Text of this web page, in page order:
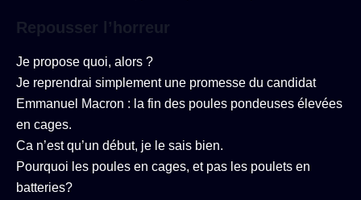
Repousser l’horreur
Je propose quoi, alors ?
Je reprendrai simplement une promesse du candidat
Emmanuel Macron : la fin des poules pondeuses élevées
en cages.
Ca n’est qu’un début, je le sais bien.
Pourquoi les poules en cages, et pas les poulets en
batteries?